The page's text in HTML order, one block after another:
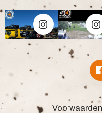
Voorwaarden